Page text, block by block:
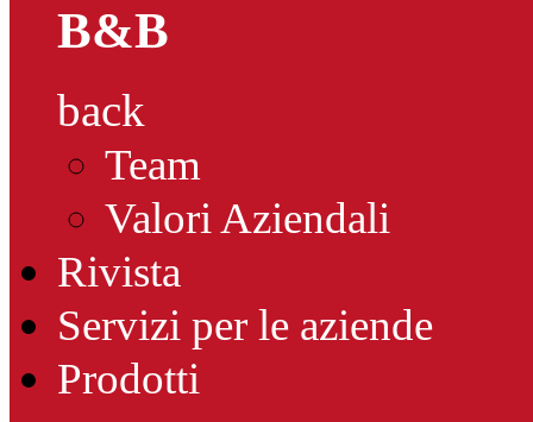
B&B
back
Team
Valori Aziendali
Rivista
Servizi per le aziende
Prodotti